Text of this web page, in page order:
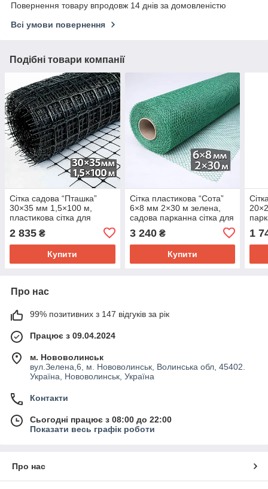
Повернення товару впродовж 14 днів за домовленістю
Всі умови повернення
Подібні товари компанії
Сітка садова “Пташка”
30×35 мм 1,5×100 м,
пластикова сітка для
2 835 ₴
Купити
Сітка пластикова “Сота”
6×8 мм 2×30 м зелена,
садова парканна сітка для
3 240₴
Купити
1
Про нас
99% позитивних з 147 відгуків за рік
Працює з 09.04.2024
м. Нововолинськ
вул.Зелена,6, м. Нововолинськ, Волинська обл, 45402.
Україна, Нововолинськ, Україна
Контакти
Сьогодні працює з 08:00 до 22:00
Показати весь графік роботи
Про нас